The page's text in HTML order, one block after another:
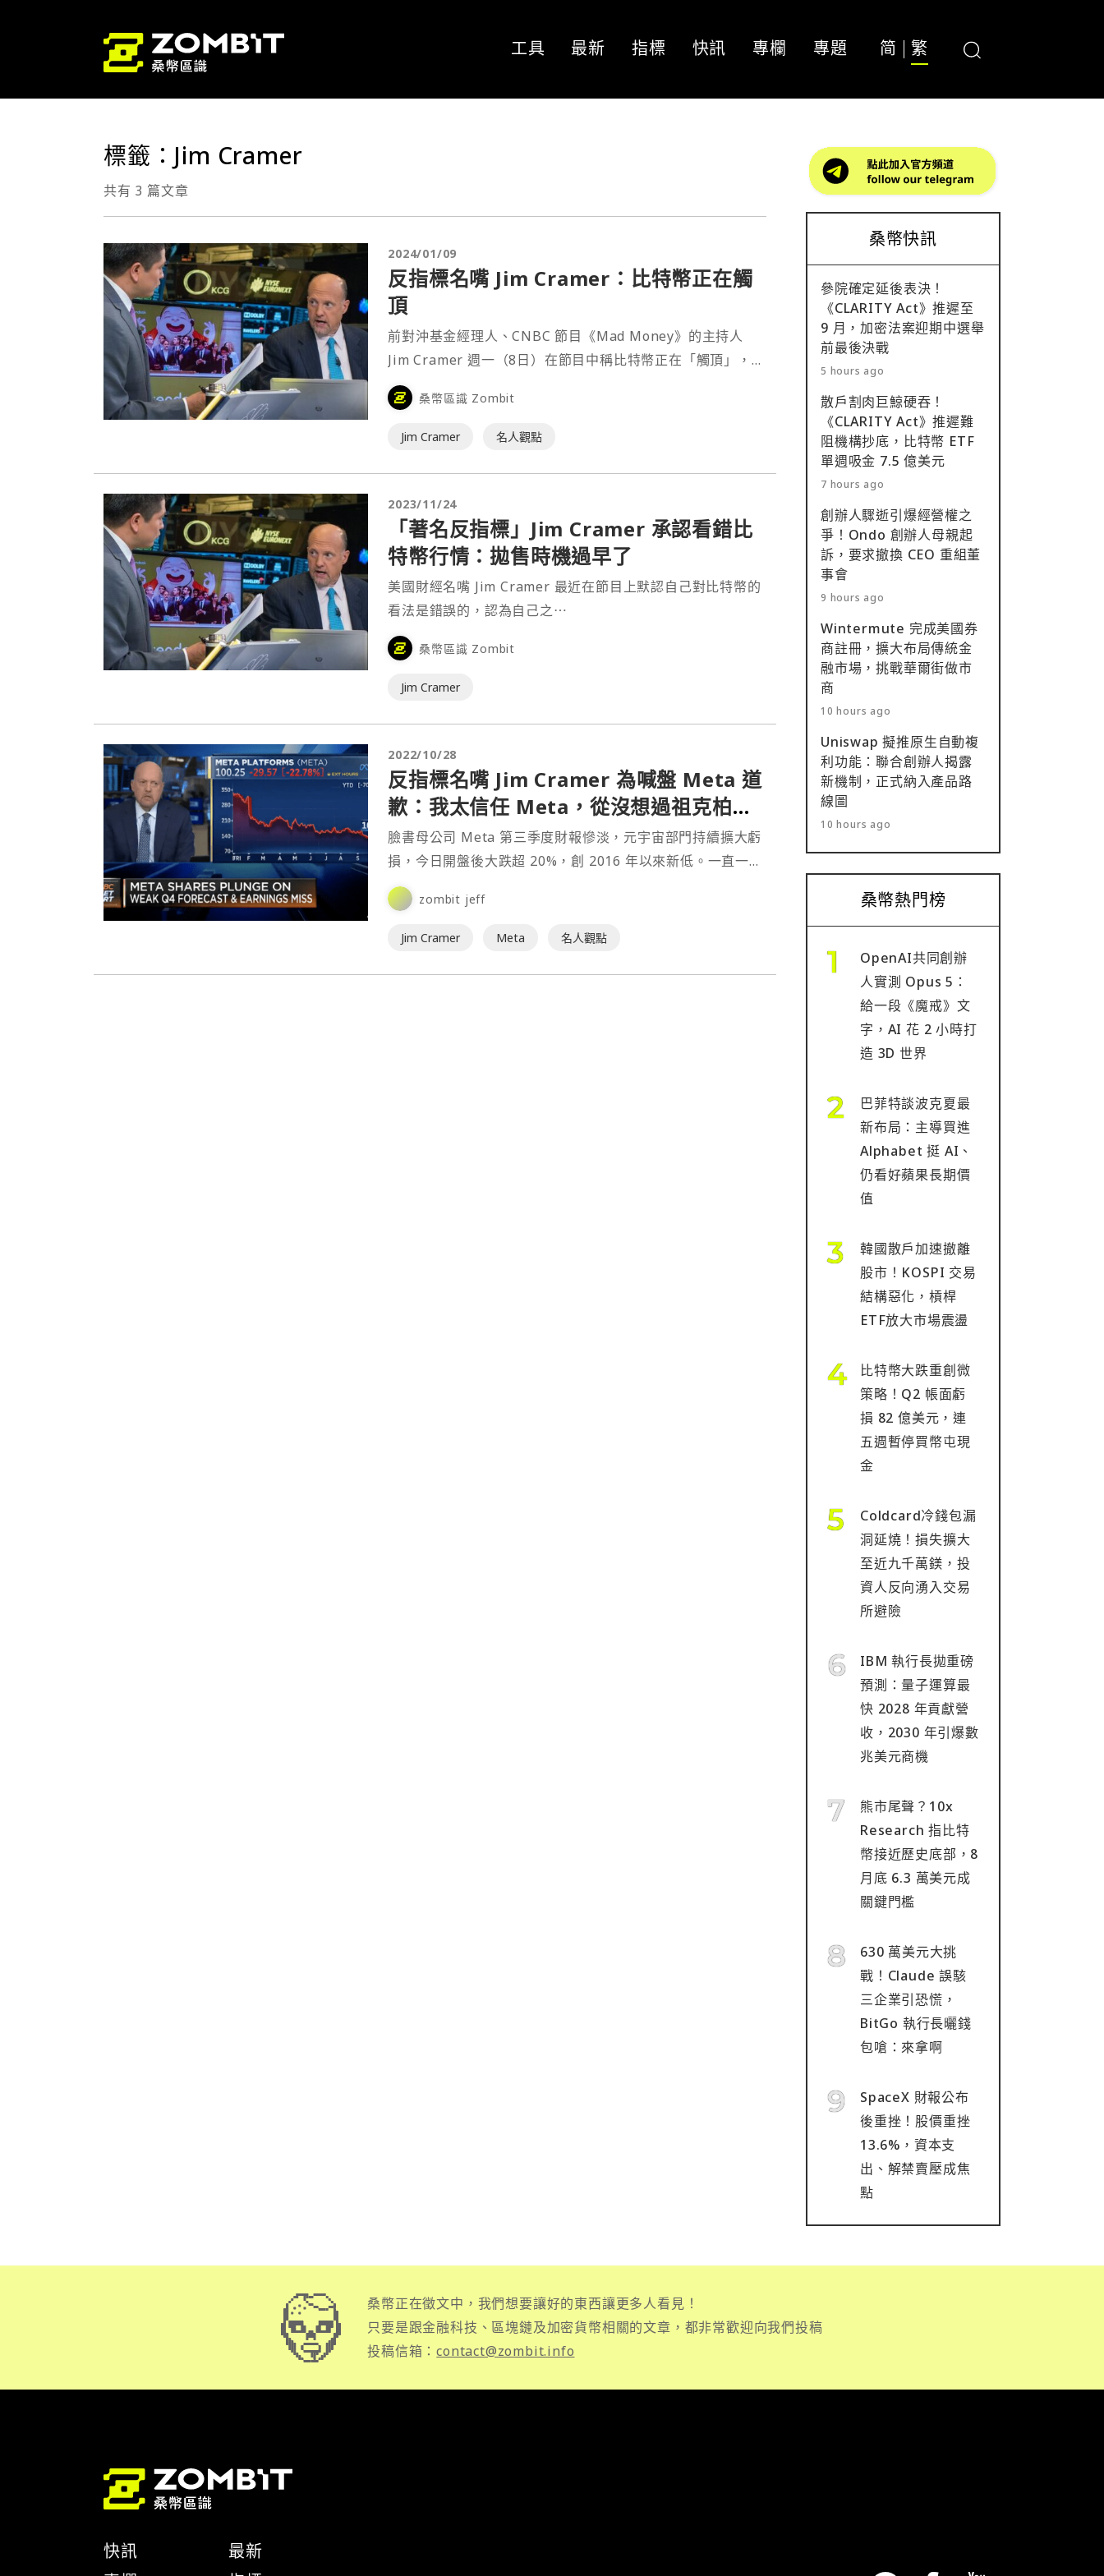
工具 最新 指標 快訊 專欄 專題 简 繁
標籤：Jim Cramer
共有 3 篇文章
2024/01/09
反指標名嘴 Jim Cramer：比特幣正在觸
頂
前對沖基金經理人、CNBC 節目《Mad Money》的主持人
Jim Cramer 週一（8日）在節目中稱比特幣正在「觸頂」，
他⋯
桑幣區識 Zombit
Jim Cramer 名人觀點
2023/11/24
「著名反指標」Jim Cramer 承認看錯比
特幣行情：拋售時機過早了
美國財經名嘴 Jim Cramer 最近在節目上默認自己對比特幣的
看法是錯誤的，認為自己之⋯
桑幣區識 Zombit
Jim Cramer
2022/10/28
反指標名嘴 Jim Cramer 為喊盤 Meta 道
歉：我太信任 Meta，從沒想過祖克柏會
這樣亂花錢
臉書母公司 Meta 第三季度財報慘淡，元宇宙部門持續擴大虧
損，今日開盤後大跌超 20%，創 2016 年以來新低。一直一來
都在喊盤買入 Meta 的美國知名財經媒體名嘴（今年更因為反
指標而討論度大增）Jim Cramer 今天在 CNBC 節目上語帶哽
咽的表示自己錯了，並公開向大眾道歉。
zombit jeff
Jim Cramer Meta 名人觀點
桑幣快訊
參院確定延後表決！
《CLARITY Act》推遲至
9 月，加密法案迎期中選舉
前最後決戰
5 hours ago
散戶割肉巨鯨硬吞！
《CLARITY Act》推遲難
阻機構抄底，比特幣 ETF
單週吸金 7.5 億美元
7 hours ago
創辦人驟逝引爆經營權之
爭！Ondo 創辦人母親起
訴，要求撤換 CEO 重組董
事會
9 hours ago
Wintermute 完成美國券
商註冊，擴大布局傳統金
融市場，挑戰華爾街做市
商
10 hours ago
Uniswap 擬推原生自動複
利功能：聯合創辦人揭露
新機制，正式納入產品路
線圖
10 hours ago
桑幣熱門榜
OpenAI共同創辦
人實測 Opus 5：
給一段《魔戒》文
字，AI 花 2 小時打
造 3D 世界
巴菲特談波克夏最
新布局：主導買進
Alphabet 挺 AI、
仍看好蘋果長期價
值
韓國散戶加速撤離
股市！KOSPI 交易
結構惡化，槓桿
ETF放大市場震盪
比特幣大跌重創微
策略！Q2 帳面虧
損 82 億美元，連
五週暫停買幣屯現
金
Coldcard冷錢包漏
洞延燒！損失擴大
至近九千萬鎂，投
資人反向湧入交易
所避險
IBM 執行長拋重磅
預測：量子運算最
快 2028 年貢獻營
收，2030 年引爆數
兆美元商機
熊市尾聲？10x
Research 指比特
幣接近歷史底部，8
月底 6.3 萬美元成
關鍵門檻
630 萬美元大挑
戰！Claude 誤駭
三企業引恐慌，
BitGo 執行長曬錢
包嗆：來拿啊
SpaceX 財報公布
後重挫！股價重挫
13.6%，資本支
出、解禁賣壓成焦
點
桑幣正在徵文中，我們想要讓好的東西讓更多人看見！
只要是跟金融科技、區塊鏈及加密貨幣相關的文章，都非常歡迎向我們投稿
投稿信箱：contact@zombit.info
快訊
最新